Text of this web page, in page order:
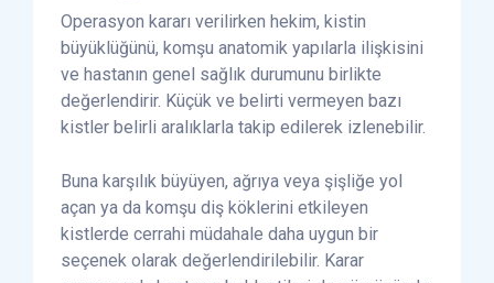
Operasyon kararı verilirken hekim, kistin
büyüklüğünü, komşu anatomik yapılarla ilişkisini
ve hastanın genel sağlık durumunu birlikte
değerlendirir. Küçük ve belirti vermeyen bazı
kistler belirli aralıklarla takip edilerek izlenebilir.
Buna karşılık büyüyen, ağrıya veya şişliğe yol
açan ya da komşu diş köklerini etkileyen
kistlerde cerrahi müdahale daha uygun bir
seçenek olarak değerlendirilebilir. Karar